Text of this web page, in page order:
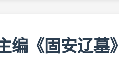
编《固安辽墓